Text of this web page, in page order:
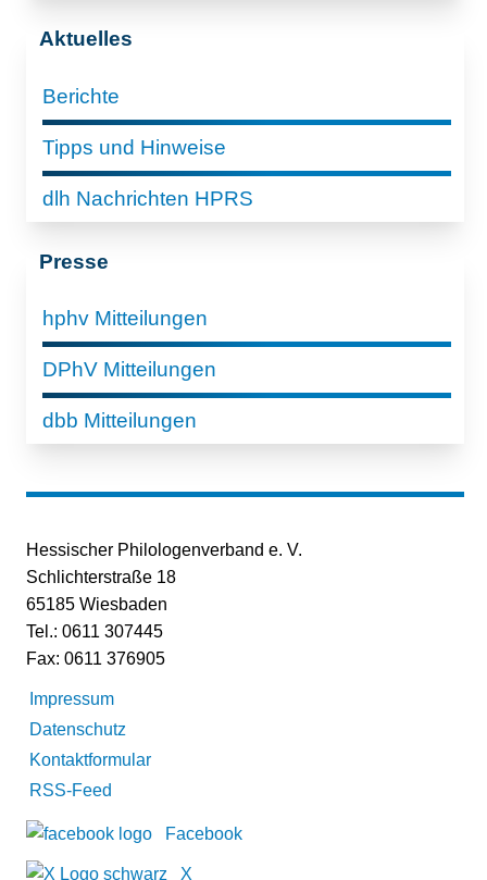
Aktuelles
Berichte
Tipps und Hinweise
dlh Nachrichten HPRS
Presse
hphv Mitteilungen
DPhV Mitteilungen
dbb Mitteilungen
Hessischer Philologenverband e. V.
Schlichterstraße 18
65185 Wiesbaden
Tel.: 0611 307445
Fax: 0611 376905
Impressum
Datenschutz
Kontaktformular
RSS-Feed
Facebook
X